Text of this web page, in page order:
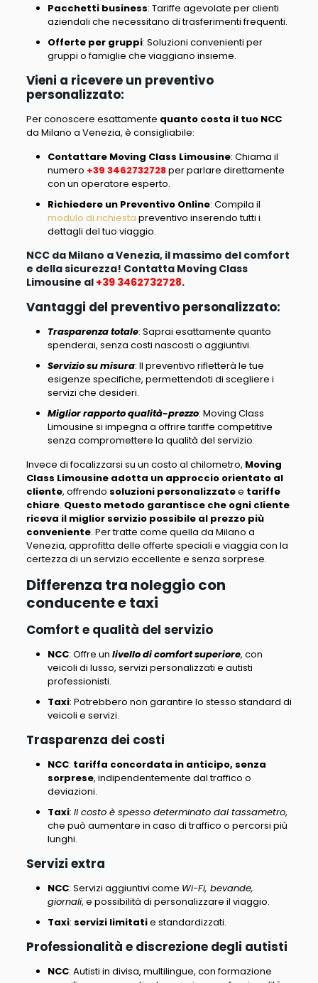
Pacchetti business: Tariffe agevolate per clienti
aziendali che necessitano di trasferimenti frequenti.
Offerte per gruppi: Soluzioni convenienti per
gruppi o famiglie che viaggiano insieme.
Vieni a ricevere un preventivo
personalizzato:
Per conoscere esattamente quanto costa il tuo NCC
da Milano a Venezia, è consigliabile:
Contattare Moving Class Limousine: Chiama il
numero +39 3462732728per parlare direttamente
con un operatore esperto.
Richiedere un Preventivo Online: Compila il
modulo di richiesta preventivo inserendo tutti i
dettagli del tuo viaggio.
NCC da Milano a Venezia, il massimo del comfort
e della sicurezza! Contatta Moving Class
Limousine al +39 3462732728.
Vantaggi del preventivo personalizzato:
Trasparenza totale: Saprai esattamente quanto
spenderai, senza costi nascosti o aggiuntivi.
Servizio su misura: Il preventivo rifletterà le tue
esigenze specifiche, permettendoti di scegliere i
servizi che desideri.
Miglior rapporto qualità-prezzo: Moving Class
Limousine si impegna a offrire tariffe competitive
senza compromettere la qualità del servizio.
Invece di focalizzarsi su un costo al chilometro, Moving
Class Limousine adotta un approccio orientato al
cliente, offrendo soluzioni personalizzatee tariffe
chiare. Questo metodo garantisce che ogni cliente
riceva il miglior servizio possibile al prezzo più
conveniente. Per tratte come quella da Milano a
Venezia, approfitta delle offerte speciali e viaggia con la
certezza di un servizio eccellente e senza sorprese.
Differenza tra noleggio con
conducente e taxi
Comfort e qualità del servizio
NCC: Offre un livello di comfort superiore, con
veicoli di lusso, servizi personalizzati e autisti
professionisti.
Taxi: Potrebbero non garantire lo stesso standard di
veicoli e servizi.
Trasparenza dei costi
NCC: tariffa concordata in anticipo, senza
sorprese, indipendentemente dal traffico o
deviazioni.
Taxi: Il costo è spesso determinato dal tassametro,
che può aumentare in caso di traffico o percorsi più
lunghi.
Servizi extra
NCC: Servizi aggiuntivi come Wi-Fi, bevande,
giornali, e possibilità di personalizzare il viaggio.
Taxi: servizi limitatie standardizzati.
Professionalità e discrezione degli autisti
NCC: Autisti in divisa, multilingue, con formazione